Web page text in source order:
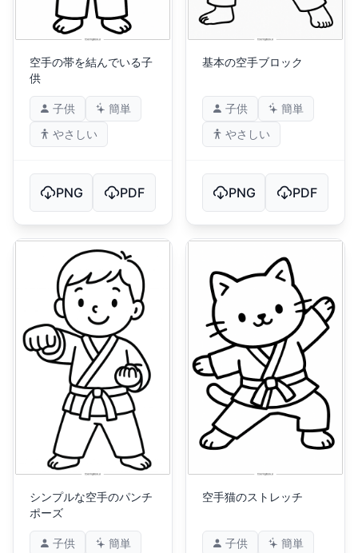
空手の帯を結んでいる子
供
子供
簡単
やさしい
PNG PDF
基本の空手ブロック
子供
簡単
やさしい
PNG PDF
シンプルな空手のパンチ
ポーズ
子供
簡単
空手猫のストレッチ
子供
簡単